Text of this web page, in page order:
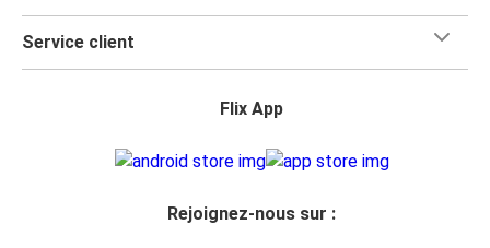
Service client
Flix App
Rejoignez-nous sur :